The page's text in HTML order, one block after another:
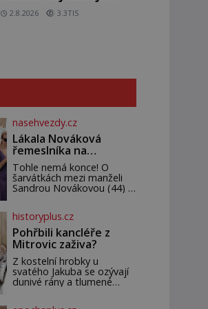
domy v Česku budí hrůzu
2.8.2026 3.3TIS
nasehvezdy.cz
Lákala Nováková
řemeslníka na
polonahé tělo!
Tohle nemá konce! O
šarvátkách mezi manželi
Sandrou Novákovou (44) a
Ale kdo by doufal, že horká
zem u herečky ze seriálu
Ulice a režiséra vychladne,
historyplus.cz
Pohřbili kancléře z
Mitrovic zaživa?
Z kostelní hrobky u
svatého Jakuba se ozývají
dunivé rány a tlumené